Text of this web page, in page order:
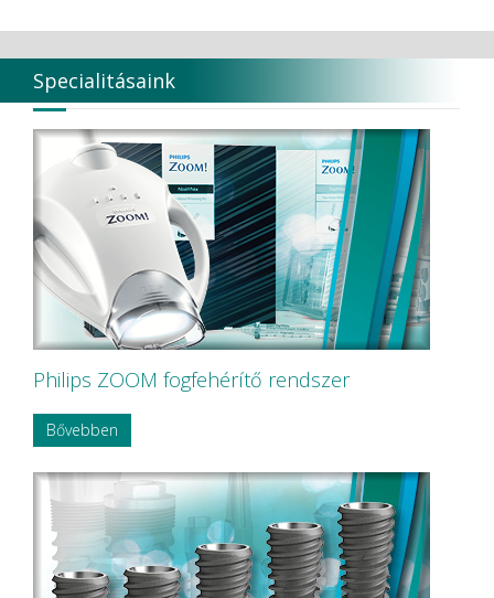
Specialitásaink
Philips ZOOM fogfehérítő rendszer
Bővebben